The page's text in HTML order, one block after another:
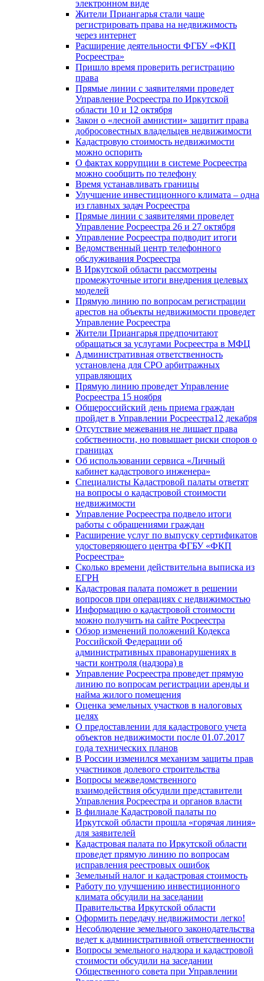
электронном виде
Жители Приангарья стали чаще
регистрировать права на недвижимость
через интернет
Расширение деятельности ФГБУ «ФКП
Росреестра»
Пришло время проверить регистрацию
права
Прямые линии с заявителями проведет
Управление Росреестра по Иркутской
области 10 и 12 октября
Закон о «лесной амнистии» защитит права
добросовестных владельцев недвижимости
Кадастровую стоимость недвижимости
можно оспорить
О фактах коррупции в системе Росреестра
можно сообщить по телефону
Время устанавливать границы
Улучшение инвестиционного климата – одна
из главных задач Росреестра
Прямые линии с заявителями проведет
Управление Росреестра 26 и 27 октября
Управление Росреестра подводит итоги
Ведомственный центр телефонного
обслуживания Росреестра
В Иркутской области рассмотрены
промежуточные итоги внедрения целевых
моделей
Прямую линию по вопросам регистрации
арестов на объекты недвижимости проведет
Управление Росреестра
Жители Приангарья предпочитают
обращаться за услугами Росреестра в МФЦ
Административная ответственность
установлена для СРО арбитражных
управляющих
Прямую линию проведет Управление
Росреестра 15 ноября
Общероссийский день приема граждан
пройдет в Управлении Росреестра12 декабря
Отсутствие межевания не лишает права
собственности, но повышает риски споров о
границах
Об использовании сервиса «Личный
кабинет кадастрового инженера»
Специалисты Кадастровой палаты ответят
на вопросы о кадастровой стоимости
недвижимости
Управление Росреестра подвело итоги
работы с обращениями граждан
Расширение услуг по выпуску сертификатов
удостоверяющего центра ФГБУ «ФКП
Росреестра»
Сколько времени действительна выписка из
ЕГРН
Кадастровая палата поможет в решении
вопросов при операциях с недвижимостью
Информацию о кадастровой стоимости
можно получить на сайте Росреестра
Обзор изменений положений Кодекса
Российской Федерации об
административных правонарушениях в
части контроля (надзора) в
Управление Росреестра проведет прямую
линию по вопросам регистрации аренды и
найма жилого помещения
Оценка земельных участков в налоговых
целях
О предоставлении для кадастрового учета
объектов недвижимости после 01.07.2017
года технических планов
В России изменился механизм защиты прав
участников долевого строительства
Вопросы межведомственного
взаимодействия обсудили представители
Управления Росреестра и органов власти
В филиале Кадастровой палаты по
Иркутской области прошла «горячая линия»
для заявителей
Кадастровая палата по Иркутской области
проведет прямую линию по вопросам
исправления реестровых ошибок
Земельный налог и кадастровая стоимость
Работу по улучшению инвестиционного
климата обсудили на заседании
Правительства Иркутской области
Оформить передачу недвижимости легко!
Несоблюдение земельного законодательства
ведет к административной ответственности
Вопросы земельного надзора и кадастровой
стоимости обсудили на заседании
Общественного совета при Управлении